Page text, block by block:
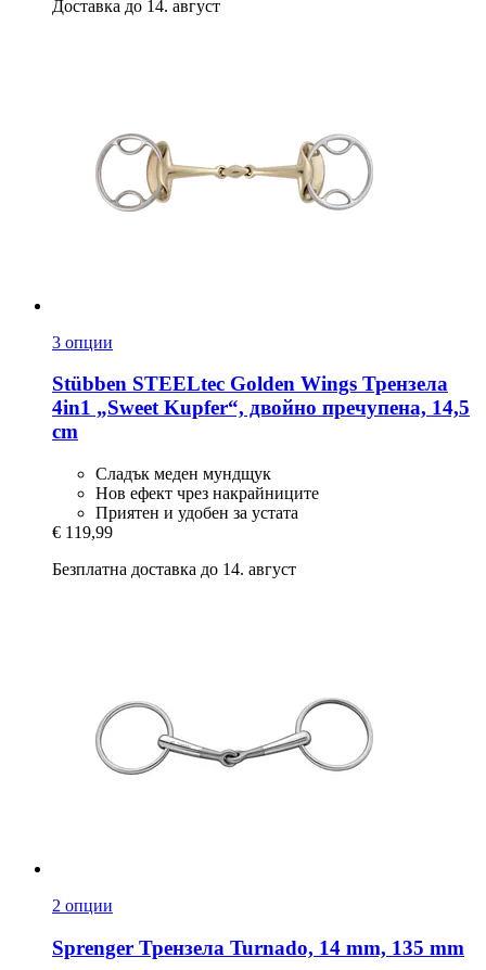
Доставка до 14. август
3 опции
Stübben STEELtec Golden Wings Трензела
4in1 „Sweet Kupfer“, двойно пречупена, 14,5
cm
Сладък меден мундщук
Нов ефект чрез накрайниците
Приятен и удобен за устата
€ 119,99
Безплатна доставка до 14. август
2 опции
Sprenger Трензела Turnado, 14 mm, 135 mm